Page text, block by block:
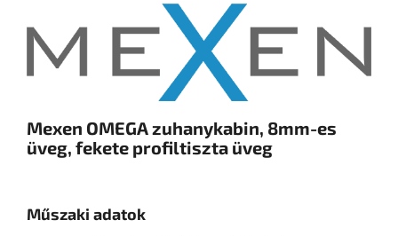
Mexen OMEGA zuhanykabin, 8mm-es
üveg, fekete profiltiszta üveg
Műszaki adatok